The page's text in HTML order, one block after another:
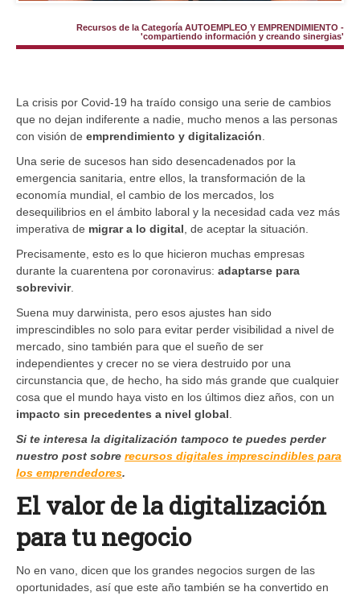
Recursos de la Categoría AUTOEMPLEO Y EMPRENDIMIENTO -
'compartiendo información y creando sinergias'
La crisis por Covid-19 ha traído consigo una serie de cambios
que no dejan indiferente a nadie, mucho menos a las personas
con visión de ​ emprendimiento y digitalización
Una serie de sucesos han sido desencadenados por la
emergencia sanitaria, entre ellos, la transformación de la
economía mundial, el cambio de los mercados, los
desequilibrios en el ámbito laboral y la necesidad cada vez más
imperativa de ​ migrar a lo digital ​, de aceptar la situación.
Precisamente, esto es lo que hicieron muchas empresas
durante la cuarentena por coronavirus: adaptarse para
sobrevivir.
Suena muy darwinista, pero esos ajustes han sido
imprescindibles no solo para evitar perder visibilidad a nivel de
mercado, sino también para que el sueño de ser
independientes y crecer no se viera destruido por una
circunstancia que, de hecho, ha sido más grande que cualquier
cosa que el mundo haya visto en los últimos diez años, con un
impacto sin precedentes a nivel global
Si te interesa la digitalización tampoco te puedes perder
nuestro post sobre recursos digitales imprescindibles para
los emprendedores.
El valor de la digitalización
para tu negocio
No en vano, dicen que los grandes negocios surgen de las
oportunidades, así que este año también se ha convertido en